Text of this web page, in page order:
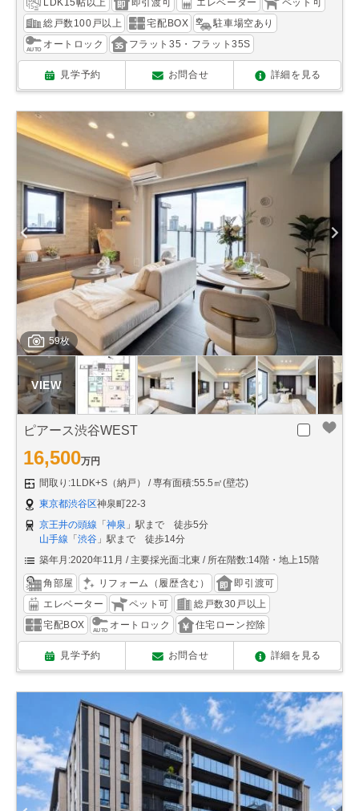
LDK15帖以上 即引渡可 エレベーター
ペット可
総戸数100戸以上
宅配BOX
駐車場空あり
オートロック
フラット35・フラット35S
見学予約 お問合せ 詳細を見る
59枚
ピアース渋谷WEST
16,500万円
間取り:1LDK+S（納戸）
専有面積:55.5㎡(壁芯)
東京都渋谷区神泉町22-3
京王井の頭線 「 神泉 」駅まで 徒歩5分
山手線 「 渋谷 」駅まで 徒歩14分
築年月:2020年11月
主要採光面:北東 所在階数:14階・地上15階
角部屋 リフォーム（履歴含む）
即引渡可
エレベーター
ペット可
総戸数30戸以上
宅配BOX
オートロック 住宅ローン控除
見学予約 お問合せ 詳細を見る